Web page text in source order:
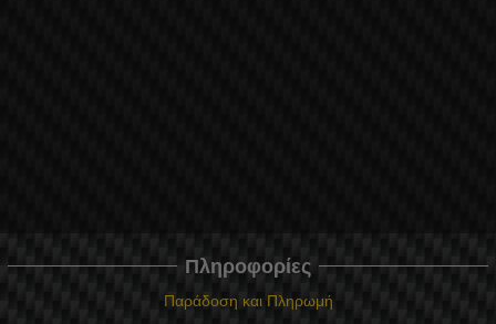
Πληροφορίες
Παράδοση και Πληρωμή